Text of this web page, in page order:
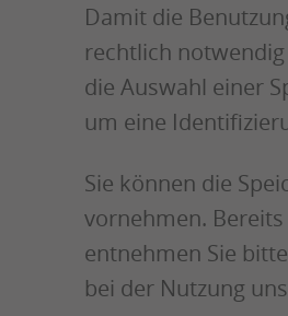
Damit die
rechtlich
die Auswahl einer
um eine
Sie können die
vornehmen.
entnehmen Sie
bei der Nutzung